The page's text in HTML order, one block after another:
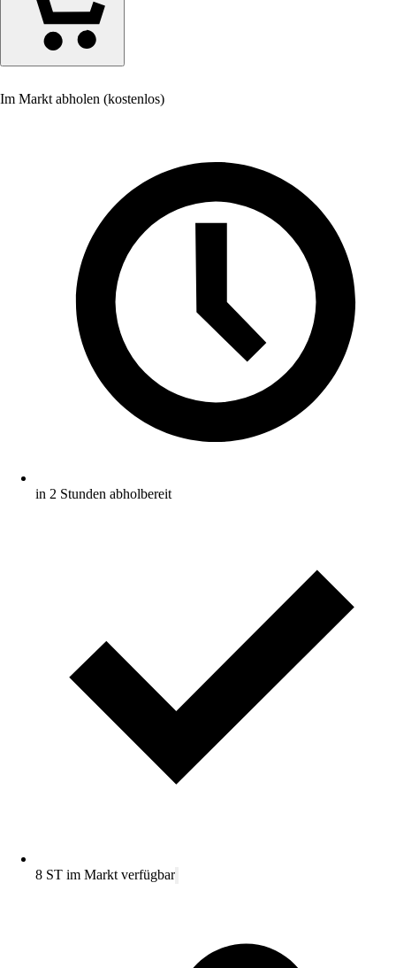
Im Markt abholen (kostenlos)
in 2 Stunden abholbereit
8 ST im Markt verfügbar